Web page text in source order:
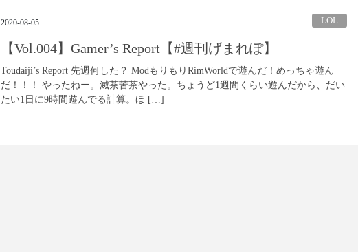
2020-08-05 LOL
【Vol.004】Gamer’s Report【#週刊げまれぽ】
Toudaiji’s Report 先週何した？ ModもりもりRimWorldで遊んだ！めっちゃ遊ん
だ！！！ やったねー。滅茶苦茶やった。ちょうど1週間くらい遊んだから、だい
たい1日に9時間遊んでる計算。ほ […]